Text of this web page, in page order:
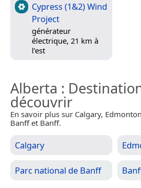
Cypress (1&2) Wind
Project
générateur
électrique, 21 km à
l’est
Alberta :
découvrir
En savoir plus sur Calgary,
Banff et Banff.
Calgary
Parc national de Banff